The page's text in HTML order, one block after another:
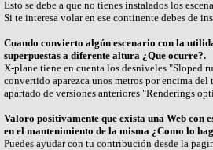
Esto se debe a que no tienes instalados los
Si te interesa volar en ese continente debes de
Cuando convierto algún escenario con la
superpuestas a diferente altura ¿Que ocurre?.
X-plane tiene en cuenta los desniveles "Sloped
convertido aparezca unos metros por encima
apartado de versiones anteriores "Renderings
Valoro positivamente que exista una Web con
en el mantenimiento de la misma ¿Como lo
Puedes ayudar con tu contribución desde la